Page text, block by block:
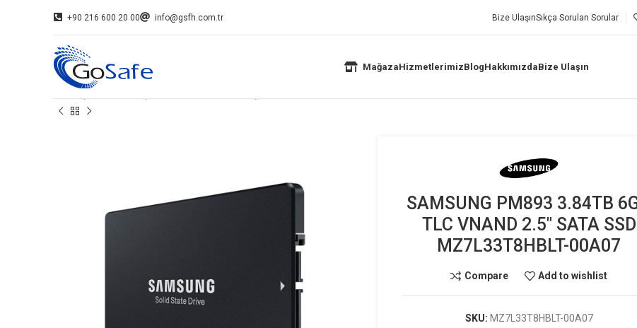
+90 216 600 20 00 info@gsfh.com.tr Bize UlaşınSıkça Sorulan Sorular
MağazaHizmetlerimizBlogHakkımızdaBize Ulaşın
Home SSD Diskler Datacenter SSD Diskler SAMSUNG PM893 3.84TB 6GB TLC VNAND 2.5″ SATA SSD MZ7L33T8HBLT-00A07
SAMSUNG PM893 3.84TB
TLC VNAND 2.5″ SATA SSD
MZ7L33T8HBLT-00A07
Compare Add to wishlist
SKU: MZ7L33T8HBLT-00A07